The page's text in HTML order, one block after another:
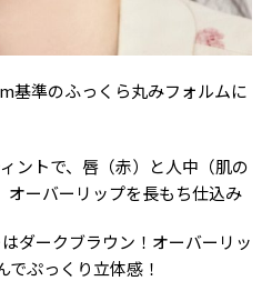
基準のふっくら丸みフォルムに
ントで、唇（赤）と人中（肌の
オーバーリップを長もち仕込み
ダークブラウン！オーバーリッ
ぷっくり立体感！